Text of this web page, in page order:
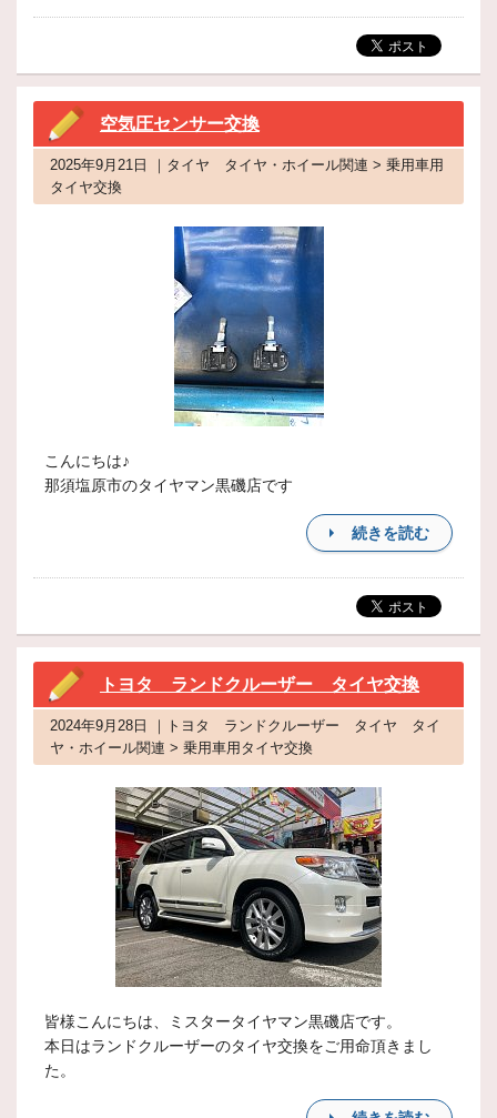
空気圧センサー交換
2025年9月21日 ｜タイヤ タイヤ・ホイール関連 > 乗用車用
タイヤ交換
こんにちは♪
那須塩原市のタイヤマン黒磯店です
続きを読む
トヨタ ランドクルーザー タイヤ交換
2024年9月28日 ｜トヨタ ランドクルーザー タイヤ タイ
ヤ・ホイール関連 > 乗用車用タイヤ交換
皆様こんにちは、ミスタータイヤマン黒磯店です。
本日はランドクルーザーのタイヤ交換をご用命頂きまし
た。